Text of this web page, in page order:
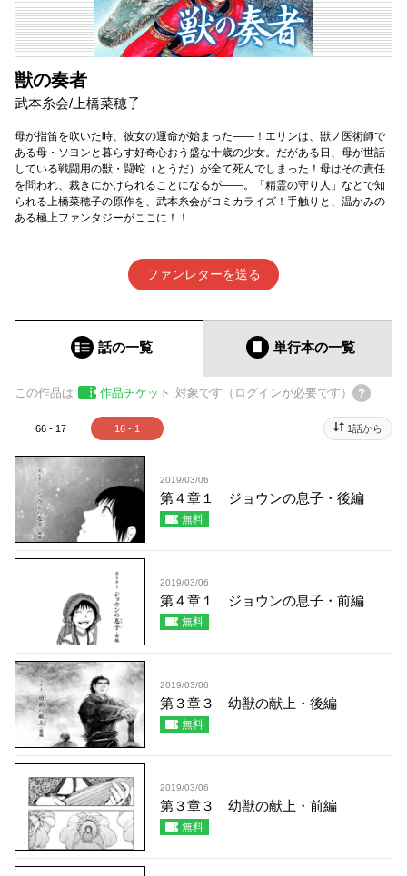
獣の奏者
武本糸会/ 上橋菜穂子
母が指笛を吹いた時、彼女の運命が始まった――！エリンは、獣ノ医術師で
ある母・ソヨンと暮らす好奇心おう盛な十歳の少女。だがある日、母が世話
している戦闘用の獣・闘蛇（とうだ）が全て死んでしまった！母はその責任
を問われ、裁きにかけられることになるが――。「精霊の守り人」などで知
られる上橋菜穂子の原作を、武本糸会がコミカライズ！手触りと、温かみの
ある極上ファンタジーがここに！！
ファンレターを送る
話の一覧 単行本の一覧
この作品は 作品チケット 対象です（ログインが必要です）
66 - 17 16 - 1 1話から
2019/03/06
第４章１ ジョウンの息子・後編
無料
2019/03/06
第４章１ ジョウンの息子・前編
無料
2019/03/06
第３章３ 幼獣の献上・後編
無料
2019/03/06
第３章３ 幼獣の献上・前編
無料